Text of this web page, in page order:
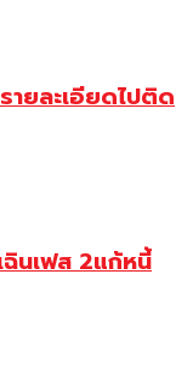
ายละเอียดไปติด
ฉินเฟส 2แก้หนี้